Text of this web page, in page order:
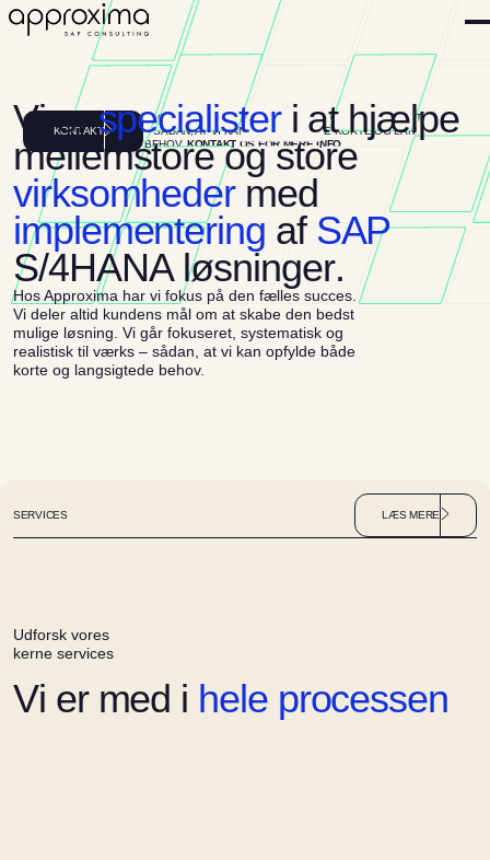
Vi er specialister i at hjælpe
mellemstore og store
virksomheder med
implementering af SAP
S/4HANA løsninger.
Hos Approxima har vi fokus på den fælles succes.
Vi deler altid kundens mål om at skabe den bedst
mulige løsning. Vi går fokuseret, systematisk og
realistisk til værks – sådan, at vi kan opfylde både
korte og langsigtede behov.
KONTAKT
VI GÅR FOKUSERET, SYSTEMATISK OG REALISTISK TIL VÆRKS
– SÅDAN, AT VI KAN OPFYLDE BÅDE KORTE OG LANGSIGTEDE
BEHOV.KONTAKT OS FOR MERE INFO.
SERVICES LÆS MERE
Udforsk vores
kerne services
Vi er med i hele processen